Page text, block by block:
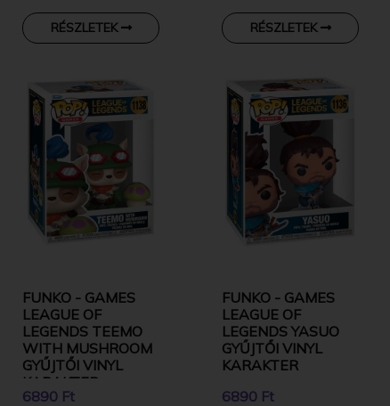
RÉSZLETEK RÉSZLETEK
FUNKO - GAMES
LEAGUE OF
LEGENDS TEEMO
WITH MUSHROOM
GYŰJTŐI VINYL
KARAKTER
6890 Ft
FUNKO - GAMES
LEAGUE OF
LEGENDS YASUO
GYŰJTŐI VINYL
KARAKTER
6890 Ft